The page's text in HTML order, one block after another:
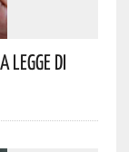
Di